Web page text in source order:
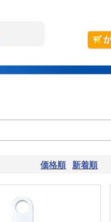
価格順 新着順